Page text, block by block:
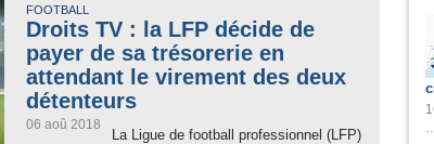
FOOTBALL
Droits TV : la LFP décide de
payer de sa trésorerie en
attendant le virement des deux
détenteurs
06 aoû 2018
La Ligue de football professionnel (LFP)